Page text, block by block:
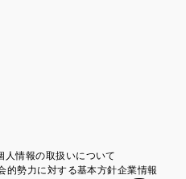
人情報の取扱いについて
的勢力に対する基本方針企業情報